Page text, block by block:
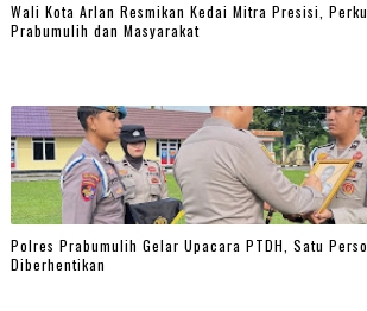
Wali Kota Arlan Resmikan Kedai Mitra Presisi,
Prabumulih dan Masyarakat
Polres Prabumulih Gelar Upacara PTDH, Satu
Diberhentikan